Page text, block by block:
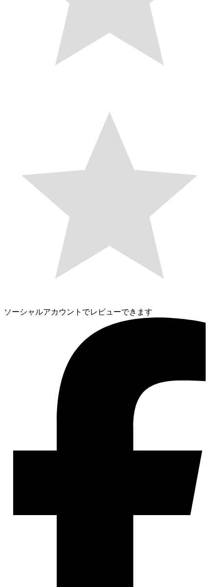
ソーシャルアカウントでレビューできます